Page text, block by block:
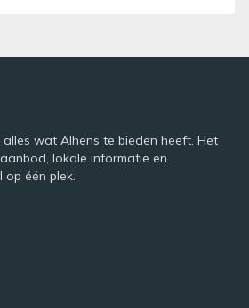
wat Alhens te bieden heeft. Het
lokale informatie en
op één plek.